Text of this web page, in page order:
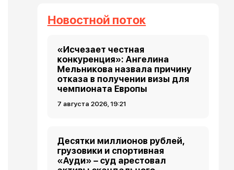
Новостной поток
«Исчезает честная
конкуренция»: Ангелина
Мельникова назвала причину
отказа в получении визы для
чемпионата Европы
7 августа 2026, 19:21
Десятки миллионов рублей,
грузовики и спортивная
«Ауди» – суд арестовал